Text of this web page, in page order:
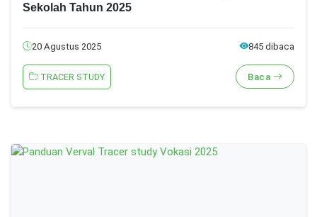
Sekolah Tahun 2025
20 Agustus 2025 845 dibaca
TRACER STUDY Baca